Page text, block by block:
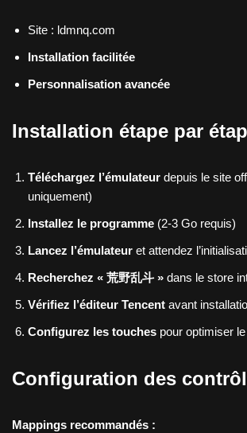
Site : ldmnq.com
Installation facilitée
Personnalisation avancée
Installation étape par
Téléchargez l’émulateur depuis le site
uniquement)
Installez le programme (2-3 Go requis)
Lancez l’émulateur et attendez
Recherchez « 荒野乱斗 » dans le store
Vérifiez l’éditeur Tencent avant
Configurez les touches pour optimiser
Configuration des
Mappings recommandés :